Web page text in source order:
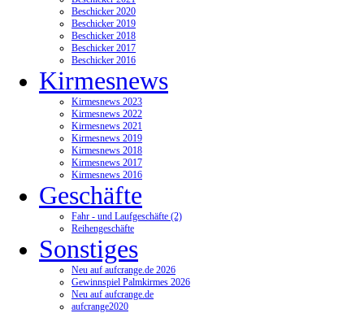
Beschicker 2020
Beschicker 2019
Beschicker 2018
Beschicker 2017
Beschicker 2016
Kirmesnews
Kirmesnews 2023
Kirmesnews 2022
Kirmesnews 2021
Kirmesnews 2019
Kirmesnews 2018
Kirmesnews 2017
Kirmesnews 2016
Geschäfte
Fahr - und Laufgeschäfte (2)
Reihengeschäfte
Sonstiges
Neu auf aufcrange.de 2026
Gewinnspiel Palmkirmes 2026
Neu auf aufcrange.de
aufcrange2020